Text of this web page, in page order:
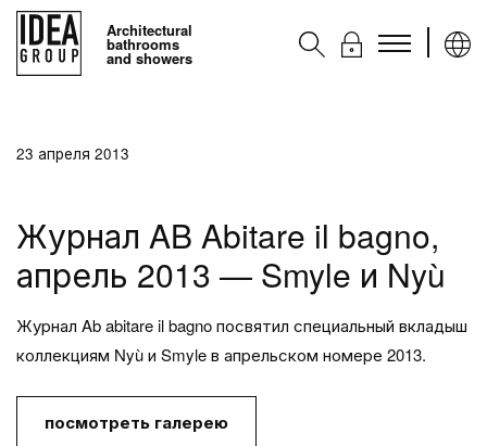
Architectural
bathrooms
and showers
Контакты
Ideagroup
23 апреля 2013
Журнал AB Abitare il bagno,
апрель 2013 — Smyle и Nyù
Журнал Ab abitare il bagno посвятил специальный вкладыш
коллекциям Nyù и Smyle в апрельском номере 2013.
посмотреть галерею